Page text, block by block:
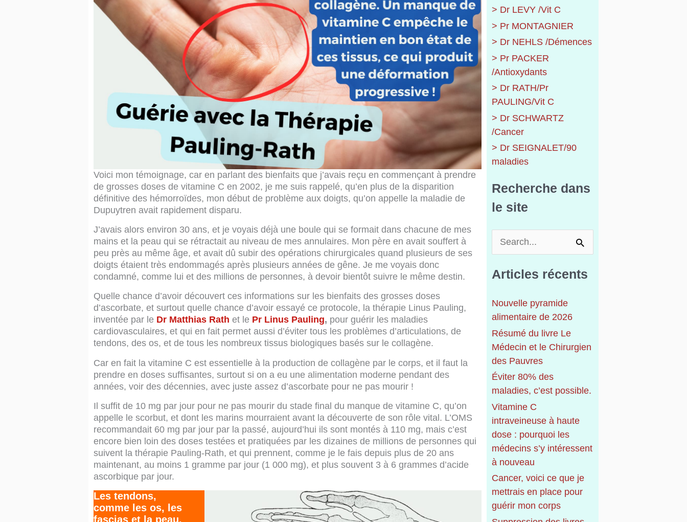
Voici mon témoignage, car en parlant des bienfaits que j’avais reçu en commençant à prendre
de grosses doses de vitamine C en 2002, je me suis rappelé, qu’en plus de la disparition
définitive des hémorroïdes, mon début de problème aux doigts, qu’on appelle la maladie de
Dupuytren avait rapidement disparu.
J’avais alors environ 30 ans, et je voyais déjà une boule qui se formait dans chacune de mes
mains et la peau qui se rétractait au niveau de mes annulaires. Mon père en avait souffert à
peu près au même âge, et avait dû subir des opérations chirurgicales quand plusieurs de ses
doigts étaient très endommagés après plusieurs années de gêne. Je me voyais donc
condamné, comme lui et des millions de personnes, à devoir bientôt suivre le même destin.
Quelle chance d’avoir découvert ces informations sur les bienfaits des grosses doses
d’ascorbate, et surtout quelle chance d’avoir essayé ce protocole, la thérapie Linus Pauling,
inventée par le Dr Matthias Rath et le Pr Linus Pauling, pour guérir les maladies
cardiovasculaires, et qui en fait permet aussi d’éviter tous les problèmes d’articulations, de
tendons, des os, et de tous les nombreux tissus biologiques basés sur le collagène.
Car en fait la vitamine C est essentielle à la production de collagène par le corps, et il faut la
prendre en doses suffisantes, surtout si on a eu une alimentation moderne pendant des
années, voir des décennies, avec juste assez d’ascorbate pour ne pas mourir !
Il suffit de 10 mg par jour pour ne pas mourir du stade final du manque de vitamine C, qu’on
appelle le scorbut, et dont les marins mourraient avant la découverte de son rôle vital. L’OMS
recommandait 60 mg par jour par la passé, aujourd’hui ils sont montés à 110 mg, mais c’est
encore bien loin des doses testées et pratiquées par les dizaines de millions de personnes qui
suivent la thérapie Pauling-Rath, et qui prennent, comme je le fais depuis plus de 20 ans
maintenant, au moins 1 gramme par jour (1 000 mg), et plus souvent 3 à 6 grammes d’acide
ascorbique par jour.
Les tendons,
comme les os, les
fascias et la peau,
> Dr LEVY /Vit C
> Pr MONTAGNIER
> Dr NEHLS /Démences
> Pr PACKER
/Antioxydants
> Dr RATH/Pr
PAULING/Vit C
> Dr SCHWARTZ
/Cancer
> Dr SEIGNALET/90
maladies
Recherche dans
le site
h
r
c
h
e
r
:
Articles récents
Nouvelle pyramide
alimentaire de 2026
Résumé du livre Le
Médecin et le Chirurgien
des Pauvres
Éviter 80% des
maladies, c’est possible.
Vitamine C
intraveineuse à haute
dose : pourquoi les
médecins s’y intéressent
à nouveau
Cancer, voici ce que je
mettrais en place pour
guérir mon corps